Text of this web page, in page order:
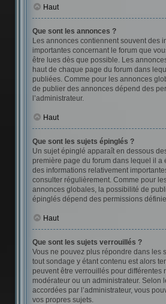
Haut
Que sont les annonces ?
Les annonces contiennent souvent des
importantes concernant le forum que
être lues dès que possible. Les
haut de chaque page du forum dans
publiées. Comme pour les annonces
de publier des annonces dépend des
l’administrateur.
Haut
Que sont les sujets épinglés ?
Un sujet épinglé apparaît en dessous
première page du forum dans lequel il a
des informations relativement
consulter régulièrement. Comme pour
annonces globales, la possibilité de
épinglés dépend des permissions
Haut
Que sont les sujets verrouillés ?
Vous ne pouvez plus répondre dans les
tout sondage y étant contenu est alors
peuvent être verrouillés pour différentes
modérateur ou un administrateur. Selon
accordées par l’administrateur, vous
vos propres sujets.